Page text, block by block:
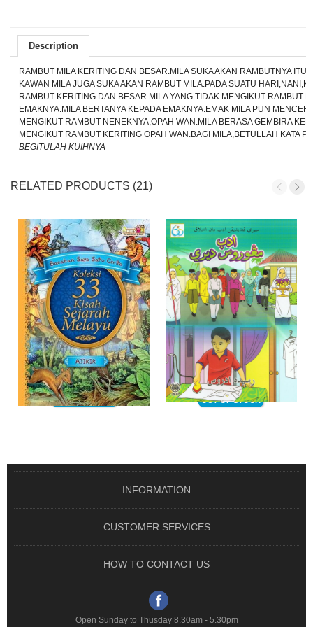
Description
RAMBUT MILA KERITING DAN BESAR.MILA SUKA AKAN RAMBUTNYA
KAWAN MILA JUGA SUKA AKAN RAMBUT MILA.PADA SUATU
RAMBUT KERITING DAN BESAR MILA YANG TIDAK MENGIKUT RAMBUT
EMAKNYA.MILA BERTANYA KEPADA EMAKNYA.EMAK MILA PUN
MENGIKUT RAMBUT NENEKNYA,OPAH WAN.MILA BERASA GEMBIRA
MENGIKUT RAMBUT KERITING OPAH WAN.BAGI MILA,BETULLAH KATA
BEGITULAH KUIHNYA
RELATED PRODUCTS (21)
BACAKAN SAYA SATU
CERITA - KOLEKSI ..
From RM 49.90
OUT OF STOCK
SIRI PENDIDIKAN ADAB DAN
AKHLAK - A ..
From RM 12.00
OUT OF STOCK
INFORMATION
CUSTOMER SERVICES
HOW TO CONTACT US
Open Sunday to Thusday 8.30am - 5.30pm